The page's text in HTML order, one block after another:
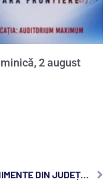
2 august
EVENIMENTE DIN JUDEȚUL CLUJ, MIERCURI, 10 APRILIE 2024: